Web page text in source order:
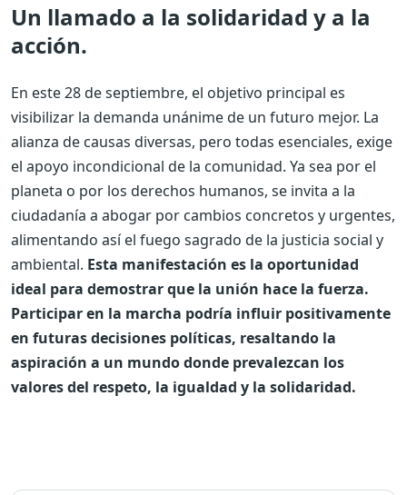
Un llamado a la solidaridad y a la
acción.
En este 28 de septiembre, el objetivo principal es
visibilizar la demanda unánime de un futuro mejor. La
alianza de causas diversas, pero todas esenciales, exige
el apoyo incondicional de la comunidad. Ya sea por el
planeta o por los derechos humanos, se invita a la
ciudadanía a abogar por cambios concretos y urgentes,
alimentando así el fuego sagrado de la justicia social y
ambiental. Esta manifestación es la oportunidad
ideal para demostrar que la unión hace la fuerza.
Participar en la marcha podría influir positivamente
en futuras decisiones políticas, resaltando la
aspiración a un mundo donde prevalezcan los
valores del respeto, la igualdad y la solidaridad.